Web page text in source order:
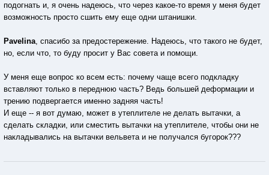
подогнать и, я очень надеюсь, что через какое-то время у меня будет
возможность просто сшить ему еще одни штанишки.
Pavelina, спасибо за предостережение. Надеюсь, что такого не будет,
но, если что, то буду просит у Вас совета и помощи.
У меня еще вопрос ко всем есть: почему чаще всего подкладку
вставляют только в переднюю часть? Ведь большей деформации и
трению подвергается именно задняя часть!
И еще -- я вот думаю, может в утеплителе не делать вытачки, а
сделать складки, или сместить вытачки на утеплителе, чтобы они не
накладывались на вытачки вельвета и не получался бугорок???